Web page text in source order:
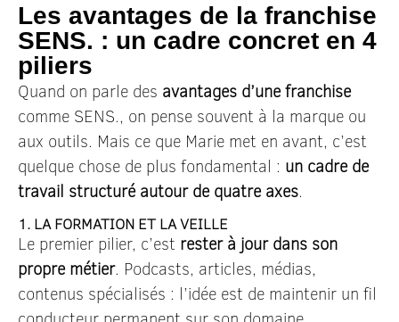
Les avantages de la franchise
SENS. : un cadre concret en 4
piliers
Quand on parle des avantages d’une franchise
comme SENS., on pense souvent à la marque ou
aux outils. Mais ce que Marie met en avant, c’est
quelque chose de plus fondamental : un cadre de
travail structuré autour de quatre axes.
1. LA FORMATION ET LA VEILLE
Le premier pilier, c’est rester à jour dans son
propre métier. Podcasts, articles, médias,
contenus spécialisés : l’idée est de maintenir un fil